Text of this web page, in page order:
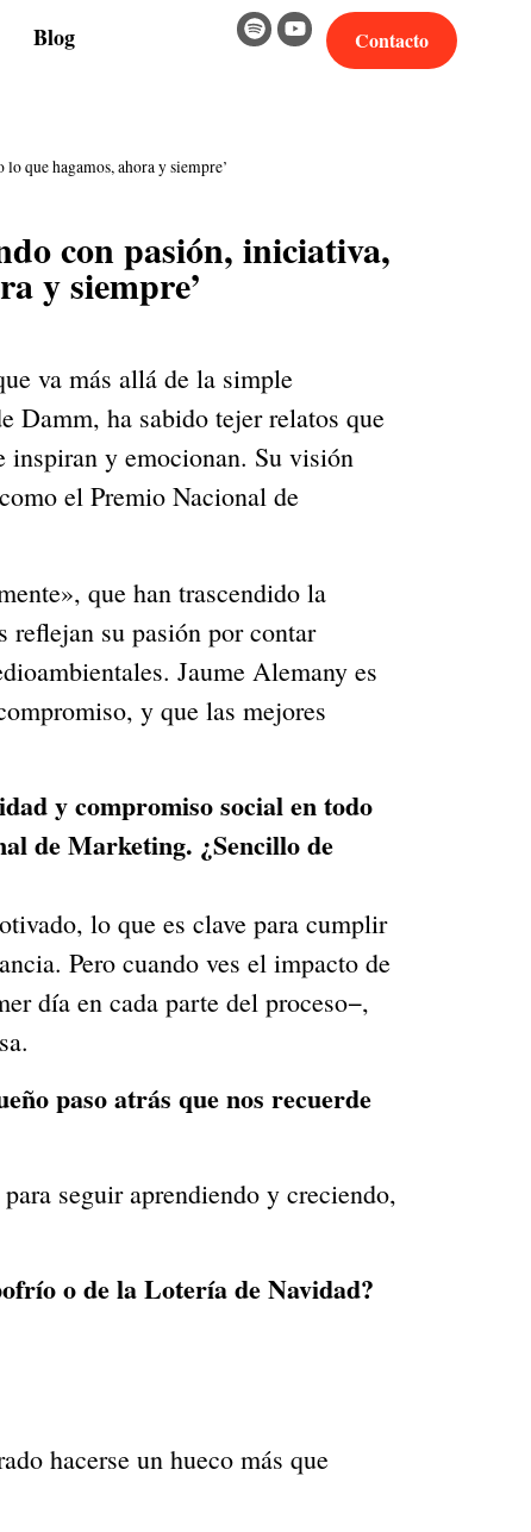
Blog Contacto
que hagamos, ahora y siempre’
con pasión, iniciativa,
y siempre’
va más allá de la simple
Damm, ha sabido tejer relatos que
inspiran y emocionan. Su visión
el Premio Nacional de
que han trascendido la
su pasión por contar
Jaume Alemany es
y que las mejores
y compromiso social en todo
de Marketing. ¿Sencillo de
lo que es clave para cumplir
Pero cuando ves el impacto de
día en cada parte del proceso−,
paso atrás que nos recuerde
seguir aprendiendo y creciendo,
o de la Lotería de Navidad?
hacerse un hueco más que